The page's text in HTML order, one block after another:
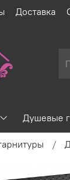
Доставка
Душевые